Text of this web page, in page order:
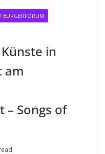
BÜRGERFORUM
in
am
– Songs of